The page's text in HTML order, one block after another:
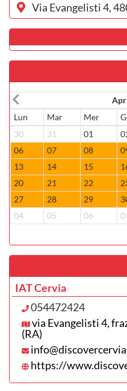
Via Evangelisti 4,
Lun
Mar Mer
30
31 01
06
07 08
13
14 15
20
21 22
27
28 29
04
05 06
IAT Cervia
054472424
via Evangelisti 4,
(RA)
https://